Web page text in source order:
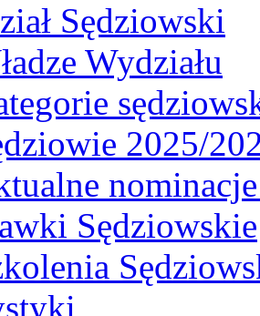
Sędziowski
Wydziału
2025/
Sędziowskie